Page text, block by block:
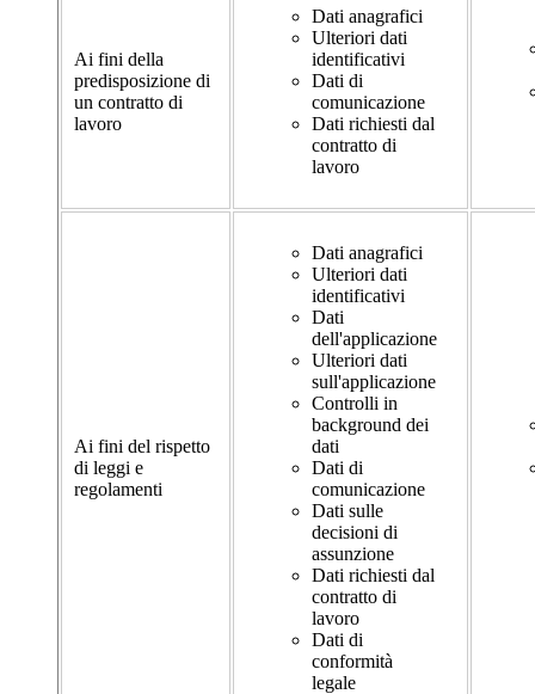
Ai fini della
predisposizione di
un contratto di
lavoro
Dati anagrafici
Ulteriori dati
identificativi
Dati di
comunicazione
Dati richiesti dal
contratto di
lavoro
Ai fini del rispetto
di leggi e
regolamenti
Dati anagrafici
Ulteriori dati
identificativi
Dati
dell'applicazione
Ulteriori dati
sull'applicazione
Controlli in
background dei
dati
Dati di
comunicazione
Dati sulle
decisioni di
assunzione
Dati richiesti dal
contratto di
lavoro
Dati di
conformità
legale